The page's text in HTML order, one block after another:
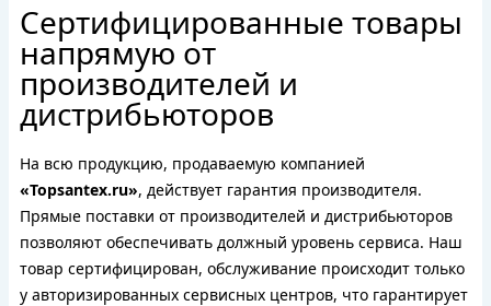
Сертифицированные товары
напрямую от
производителей и
дистрибьюторов
На всю продукцию, продаваемую компанией
«Topsantex.ru», действует гарантия производителя.
Прямые поставки от производителей и дистрибьюторов
позволяют обеспечивать должный уровень сервиса. Наш
товар сертифицирован, обслуживание происходит только
у авторизированных сервисных центров, что гарантирует